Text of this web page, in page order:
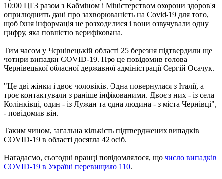
10:00 ЦГЗ разом з Кабміном і Міністерством охорони здоров'я
оприлюднить дані про захворюваність на Covid-19 для того,
щоб їхня інформація не розходилися і вони озвучували одну
цифру, яка повністю верифікована.
Тим часом у Чернівецькій області 25 березня підтвердили ще
чотири випадки COVID-19. Про це повідомив голова
Чернівецької обласної державної адміністрації Сергій Осачук.
"Це дві жінки і двоє чоловіків. Одна повернулася з Італії, а
троє контактували з раніше інфікованими. Двоє з них - із села
Колінківці, один - із Лужан та одна людина - з міста Чернівці",
- повідомив він.
Таким чином, загальна кількість підтверджених випадків
COVID-19 в області досягла 42 осіб.
Нагадаємо, сьогодні вранці повідомлялося, що число випадків
COVID-19 в Україні перевищило 110.